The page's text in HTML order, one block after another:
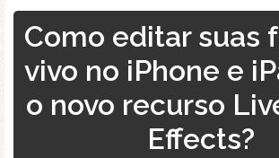
Como editar suas
vivo no iPhone e
o novo recurso
Effects?